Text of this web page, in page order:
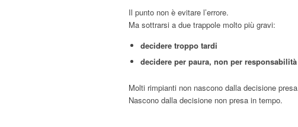
Il punto non è evitare l’errore.
Ma sottrarsi a due trappole molto più gravi:
decidere troppo tardi
decidere per paura, non per responsabilità
Molti rimpianti non nascono dalla decisione
Nascono dalla decisione non presa in tempo.